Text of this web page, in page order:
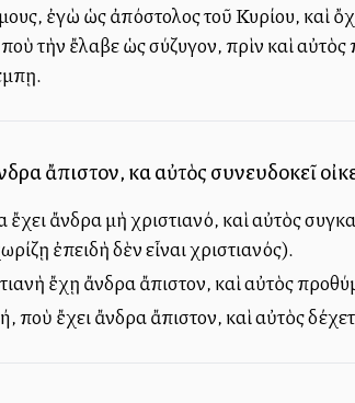
ἐγὼ ὡς ἀπόστολος τοῦ Κυρίου, καὶ
τὴν ἔλαβε ὡς σύζυγον, πρὶν καὶ
ἄπιστον, καὶ αὐτὸς συνευδοκεῖ
ἄνδρα μὴ χριστιανό, καὶ αὐτὸς
ἐπειδὴ δὲν εἶναι χριστιανός).
ἔχῃ ἄνδρα ἄπιστον, καὶ αὐτὸς
ποὺ ἔχει ἄνδρα ἄπιστον, καὶ αὐτὸς